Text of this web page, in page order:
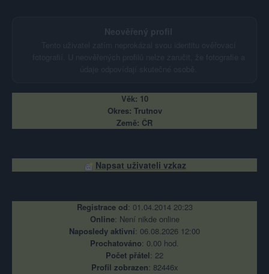
Věk: 10
Okres: Trutnov
Země: ČR
Napsat uživateli vzkaz
Registrace od: 01.04.2014 20:23
Online: Není nikde online
Naposledy aktivní: 06.08.2026 12:00
Prochatováno: 0.00 hod.
Počet přátel: 22
Profil zobrazen: 82446x